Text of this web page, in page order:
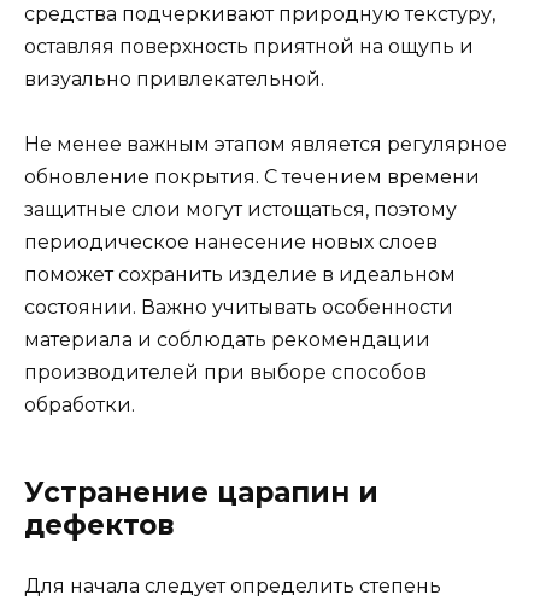
средства подчеркивают природную текстуру,
оставляя поверхность приятной на ощупь и
визуально привлекательной.
Не менее важным этапом является регулярное
обновление покрытия. С течением времени
защитные слои могут истощаться, поэтому
периодическое нанесение новых слоев
поможет сохранить изделие в идеальном
состоянии. Важно учитывать особенности
материала и соблюдать рекомендации
производителей при выборе способов
обработки.
Устранение царапин и
дефектов
Для начала следует определить степень